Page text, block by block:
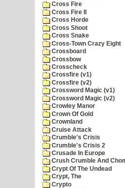
Cross Fire
Cross Fire II
Cross Horde
Cross Shoot
Cross Snake
Cross-Town Crazy Eight
Crossboard
Crossbow
Crosscheck
Crossfire (v1)
Crossfire (v2)
Crossword Magic (v1)
Crossword Magic (v2)
Crowley Manor
Crown Of Gold
Crownland
Cruise Attack
Crumble's Crisis
Crumble's Crisis 2
Crusade In Europe
Crush Crumble And
Crypt Of The Undead
Crypt, The
Crypto